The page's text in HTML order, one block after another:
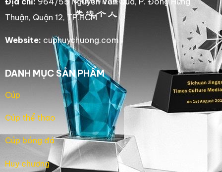
Thuận, Quận 12, TP.HCM
Website: cuphuychuong.com
DANH MỤC SẢN PHẨM
Cúp
Cúp thể thao
Cúp bóng đá
Huy chương